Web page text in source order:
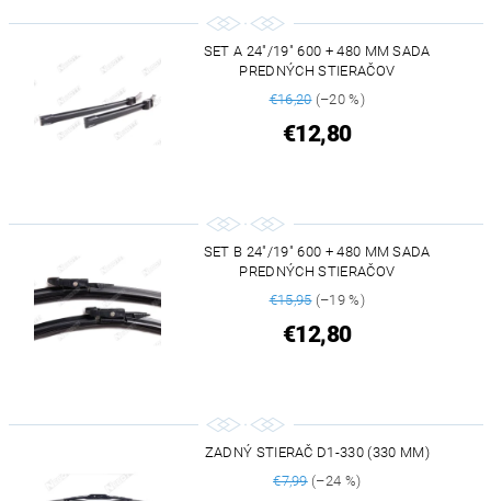
SET A 24"/19" 600 + 480 MM SADA
PREDNÝCH STIERAČOV
€16,20(–20 %)
€12,80
SET B 24"/19" 600 + 480 MM SADA
PREDNÝCH STIERAČOV
€15,95(–19 %)
€12,80
ZADNÝ STIERAČ D1-330 (330 MM)
€7,99(–24 %)